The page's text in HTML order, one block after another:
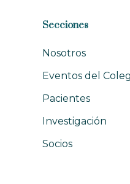
Secciones
Nosotros
Eventos del
Pacientes
Investigación
Socios